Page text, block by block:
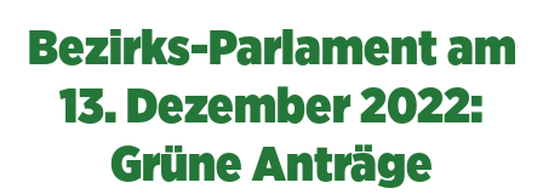
Bezirks-Parlament am
13. Dezember 2022:
Grüne Anträge